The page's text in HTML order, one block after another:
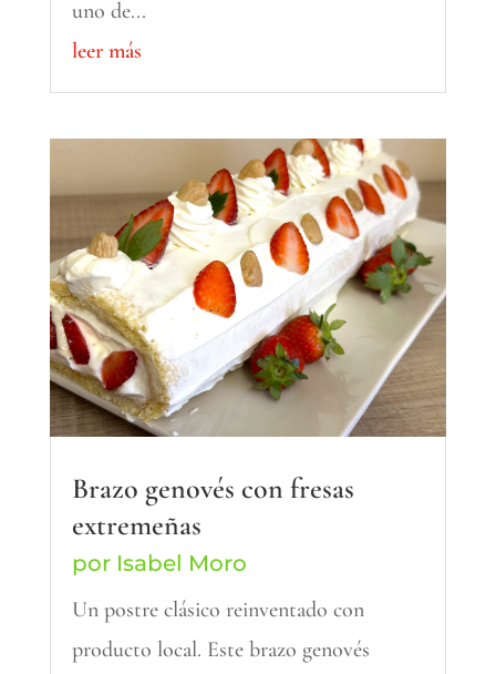
uno de...
leer más
Brazo genovés con fresas
extremeñas
por Isabel Moro
Un postre clásico reinventado con
producto local. Este brazo genovés